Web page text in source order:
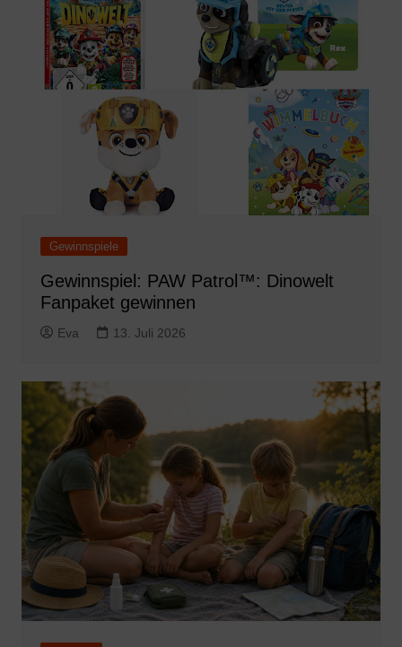
Gewinnspiele
Gewinnspiel: PAW Patrol™: Dinowelt
Fanpaket gewinnen
Eva 13. Juli 2026